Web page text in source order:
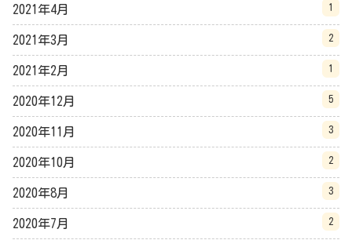
2021年4月 1
2021年3月 2
2021年2月 1
2020年12月 5
2020年11月 3
2020年10月 2
2020年8月 3
2020年7月 2